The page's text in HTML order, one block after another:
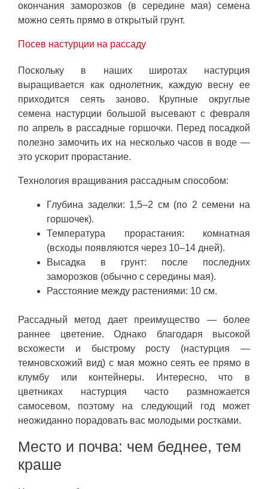
окончания заморозков (в середине мая) семена
можно сеять прямо в открытый грунт.
Посев настурции на рассаду
Поскольку в наших широтах настурция
выращивается как однолетник, каждую весну ее
приходится сеять заново. Крупные округлые
семена настурции большой высевают с февраля
по апрель в рассадные горшочки. Перед посадкой
полезно замочить их на несколько часов в воде —
это ускорит прорастание.
Технология вращивания рассадным способом:
Глубина заделки: 1,5–2 см (по 2 семени на
горшочек).
Температура прорастания: комнатная
(всходы появляются через 10–14 дней).
Высадка в грунт: после последних
заморозков (обычно с середины мая).
Расстояние между растениями: 10 см.
Рассадный метод дает преимущество — более
раннее цветение. Однако благодаря высокой
всхожести и быстрому росту (настурция —
темновсхожий вид) с мая можно сеять ее прямо в
клумбу или контейнеры. Интересно, что в
цветниках настурция часто размножается
самосевом, поэтому на следующий год может
неожиданно порадовать вас молодыми ростками.
Место и почва: чем беднее, тем
краше